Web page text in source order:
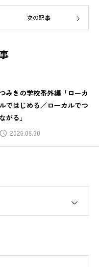
次の記事
つみきの学校番外編「ローカ
ではじめる／ローカルでつ
ながる」
2026.06.30